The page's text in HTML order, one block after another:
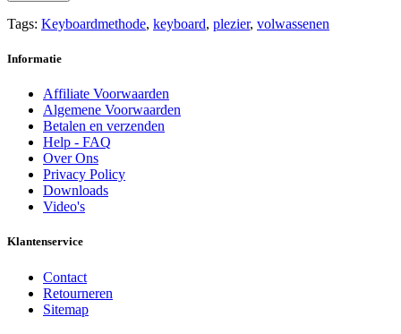
Tags: Keyboardmethode, keyboard, plezier, volwassenen
Informatie
Affiliate Voorwaarden
Algemene Voorwaarden
Betalen en verzenden
Help - FAQ
Over Ons
Privacy Policy
Downloads
Video's
Klantenservice
Contact
Retourneren
Sitemap